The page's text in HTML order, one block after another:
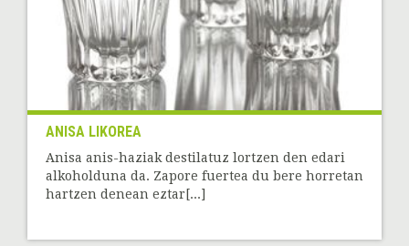
ANISA LIKOREA
Anisa anis-haziak destilatuz lortzen den edari
alkoholduna da. Zapore fuertea du bere horretan
hartzen denean eztar[...]